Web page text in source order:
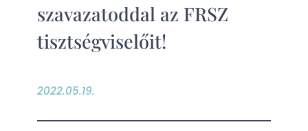
szavazatoddal az FRSZ
tisztségviselőit!
2022.05.19.